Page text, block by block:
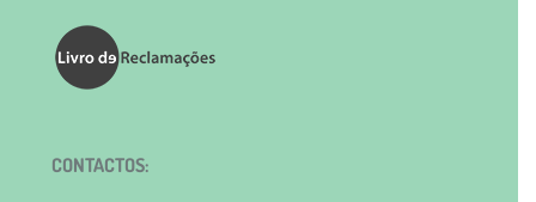
CONTACTOS: